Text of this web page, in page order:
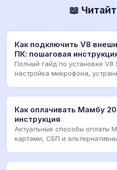
📖
Как подключить V8
ПК: пошаговая
Полный гайд по установке
настройка микрофона,
Как оплачивать Мамбу
инструкция
Актуальные способы оплаты
картами, СБП и